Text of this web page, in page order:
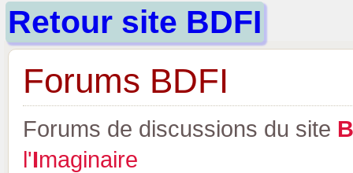
Retour site BDFI
Forums BDFI
Forums de discussions du site B
l'Imaginaire